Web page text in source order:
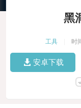
黑
工具 时
安卓下载